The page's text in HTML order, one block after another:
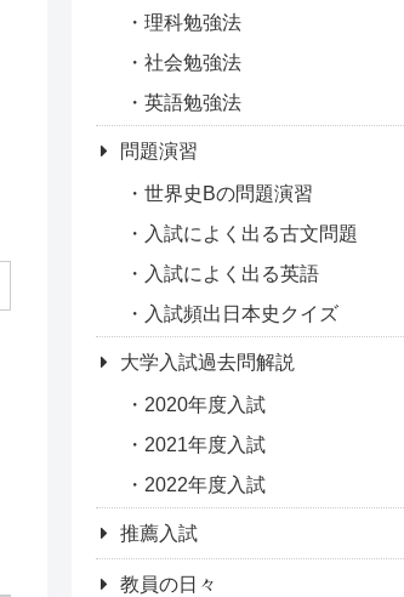
理科勉強法
社会勉強法
英語勉強法
問題演習
世界史Bの問題演習
入試によく出る古文問題
入試によく出る英語
入試頻出日本史クイズ
大学入試過去問解説
2020年度入試
2021年度入試
2022年度入試
推薦入試
教員の日々